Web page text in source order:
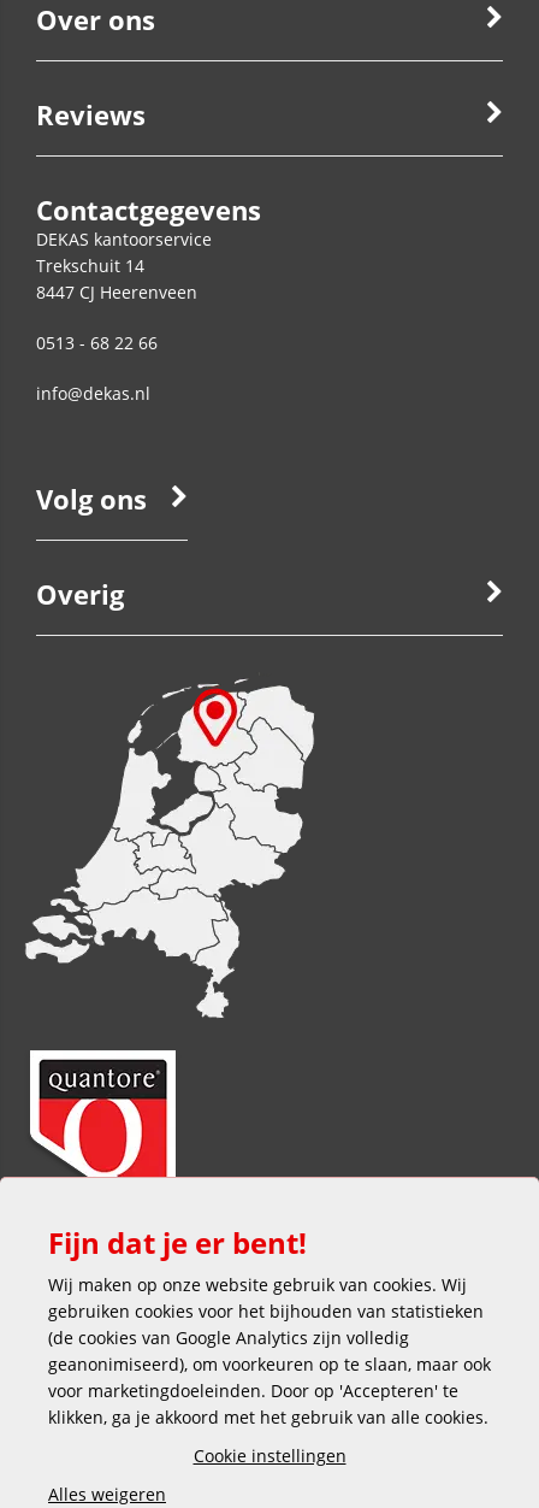
Over ons
Reviews
Contactgegevens
DEKAS kantoorservice
Trekschuit 14
8447 CJ Heerenveen
0513 - 68 22 66
info@dekas.nl
Volg ons
Overig
Veilig en gemakkelijk betalen
Fijn dat je er bent!
Wij maken op onze website gebruik van cookies. Wij
gebruiken cookies voor het bijhouden van statistieken
(de cookies van Google Analytics zijn volledig
geanonimiseerd), om voorkeuren op te slaan, maar ook
voor marketingdoeleinden. Door op 'Accepteren' te
klikken, ga je akkoord met het gebruik van alle cookies.
Cookie instellingen
Alles weigeren